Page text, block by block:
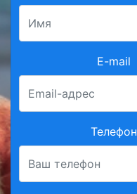
E-mail
Телефон